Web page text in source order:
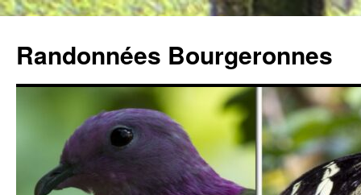
contenu
Randonnées Bourgeronnes